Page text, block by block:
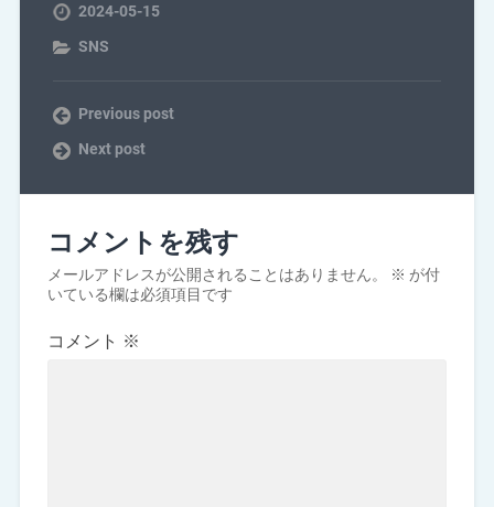
2024-05-15
SNS
Previous post
Next post
コメントを残す
メールアドレスが公開されることはありません。 ※ が付
いている欄は必須項目です
コメント ※